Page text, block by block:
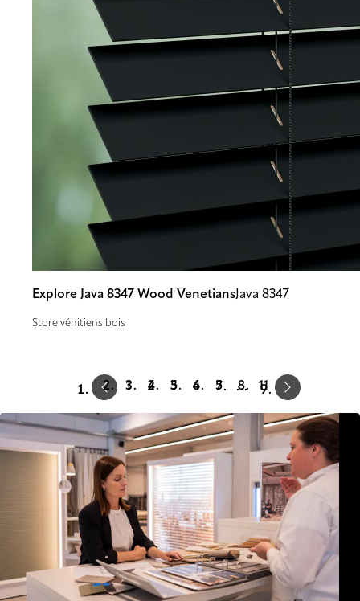
Explore Java 8347 Wood VenetiansJava 8347
Store vénitiens bois
Prev 1 2 3 4 5 … 11 Next